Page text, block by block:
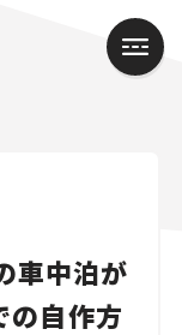
車中泊が
の自作方